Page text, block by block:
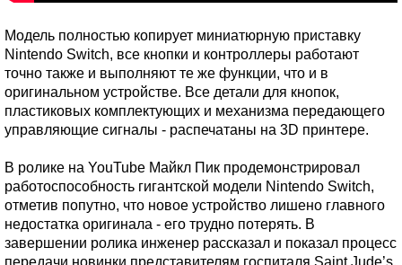
Модель полностью копирует миниатюрную приставку
Nintendo Switch, все кнопки и контроллеры работают
точно также и выполняют те же функции, что и в
оригинальном устройстве. Все детали для кнопок,
пластиковых комплектующих и механизма передающего
управляющие сигналы - распечатаны на 3D принтере.
В ролике на YouTube Майкл Пик продемонстрировал
работоспособность гигантской модели Nintendo Switch,
отметив попутно, что новое устройство лишено главного
недостатка оригинала - его трудно потерять. В
завершении ролика инженер рассказал и показал процесс
передачи новинки представителям госпиталя Saint Jude’s.